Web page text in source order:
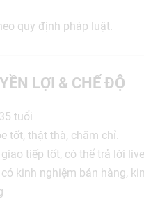
quy định pháp luật.
LỢI & CHẾ ĐỘ
tuổi
tốt, thật thà, chăm chỉ.
tiếp tốt, có thể trả lời
kinh nghiệm bán hàng,